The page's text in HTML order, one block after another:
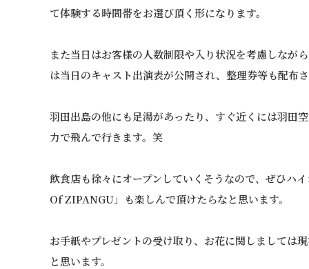
て体験する時間帯をお選び頂く形になります。
また当日はお客様の人数制限や入り状況を考慮しなが
は当日のキャスト出演表が公開され、整理券等も配布
羽田出島の他にも足湯があったり、すぐ近くには羽田
力で飛んで行きます。笑
飲食店も徐々にオープンしていくそうなので、ぜひハ
Of ZIPANGU」も楽しんで頂けたらなと思います。
お手紙やプレゼントの受け取り、お花に関しましては
と思います。